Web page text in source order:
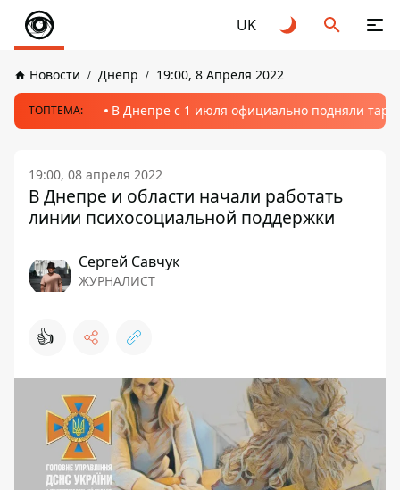
UK
Новости Днепр 19:00, 8 Апреля 2022
ТОПТЕМА: В Днепре с 1 июля официально подняли
19:00, 08 апреля 2022
В Днепре и области начали работать
линии психосоциальной поддержки
Сергей Савчук
ЖУРНАЛИСТ
👍